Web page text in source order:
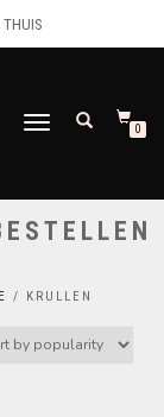
THUIS
SCHAKEL
0
/ KRULLEN